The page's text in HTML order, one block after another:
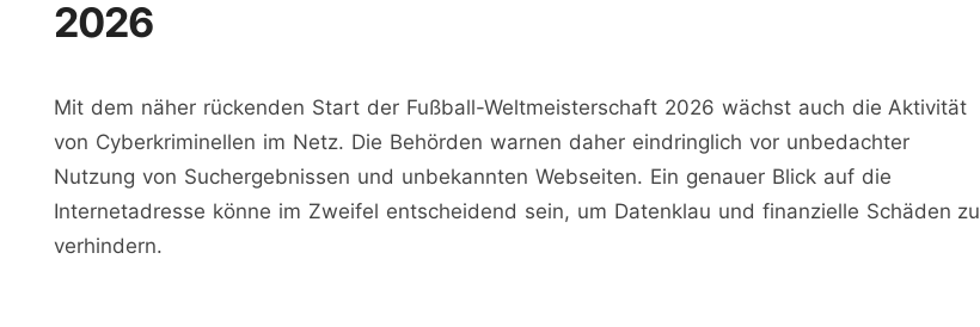
2026
Mit dem näher rückenden Start der Fußball-Weltmeisterschaft 2026 wächst auch die Aktivität
von Cyberkriminellen im Netz. Die Behörden warnen daher eindringlich vor unbedachter
Nutzung von Suchergebnissen und unbekannten Webseiten. Ein genauer Blick auf die
Internetadresse könne im Zweifel entscheidend sein, um Datenklau und finanzielle Schäden zu
verhindern.